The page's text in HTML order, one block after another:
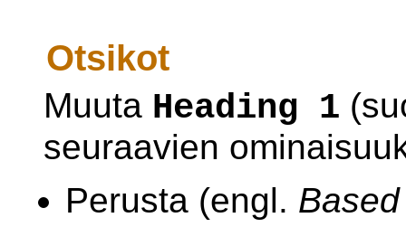
Otsikot
Muuta Heading 1
seuraavien
Perusta (engl.